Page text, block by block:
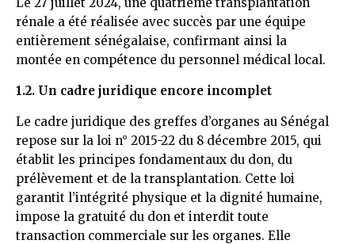
rénale a été réalisée avec succès par une équipe
entièrement sénégalaise, confirmant ainsi la
montée en compétence du personnel médical local.
1.2. Un cadre juridique encore incomplet
Le cadre juridique des greffes d’organes au Sénégal
repose sur la loi n° 2015-22 du 8 décembre 2015, qui
établit les principes fondamentaux du don, du
prélèvement et de la transplantation. Cette loi
garantit l’intégrité physique et la dignité humaine,
impose la gratuité du don et interdit toute
transaction commerciale sur les organes. Elle